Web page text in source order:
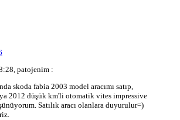
patojenim :
skoda fabia 2003 model aracımı satıp,
2012 düşük km'li otomatik vites impressive
Satılık aracı olanlara duyurulur=)